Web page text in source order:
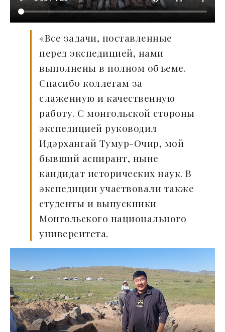
«Все задачи, поставленные
перед экспедицией, нами
выполнены в полном объеме.
Спасибо коллегам за
слаженную и качественную
работу. С монгольской стороны
экспедицией руководил
Идэрхангай Тумур-Очир, мой
бывший аспирант, ныне
кандидат исторических наук. В
экспедиции участвовали также
студенты и выпускники
Монгольского национального
университета.